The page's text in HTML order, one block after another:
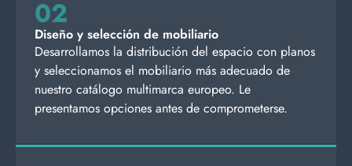
02
Diseño y selección de mobiliario
Desarrollamos la distribución del espacio con planos
y seleccionamos el mobiliario más adecuado de
nuestro catálogo multimarca europeo. Le
presentamos opciones antes de comprometerse.